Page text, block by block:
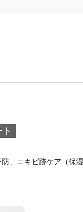
、ニキビ跡ケア（保